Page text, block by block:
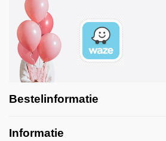
Bestelinformatie
Informatie